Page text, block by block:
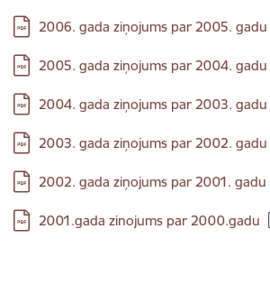
Lejupielādēt:
2006. gada ziņojums par 2005. gadu
Lejupielādēt:
2005. gada ziņojums par 2004. gadu
Lejupielādēt:
2004. gada ziņojums par 2003. gadu
Lejupielādēt:
2003. gada ziņojums par 2002. gadu
Lejupielādēt:
2002. gada ziņojums par 2001. gadu
Lejupielādēt:
2001.gada zinojums par 2000.gadu